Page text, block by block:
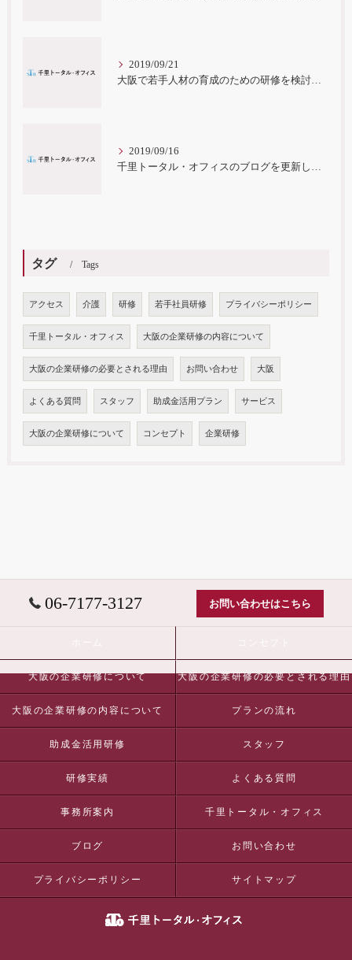
2019/09/21
大阪で若手人材の育成のための研修を検討している事業所様
2019/09/16
千里トータル・オフィスのブログを更新していきます
タグ Tags
アクセス 介護 研修 若手社員研修 プライバシーポリシー
千里トータル・オフィス 大阪の企業研修の内容について
大阪の企業研修の必要とされる理由 お問い合わせ 大阪
よくある質問 スタッフ 助成金活用プラン サービス
大阪の企業研修について コンセプト 企業研修
06-7177-3127 お問い合わせはこちら
大阪の企業研修について 大阪の企業研修の必要とされる理由
大阪の企業研修の内容について プランの流れ
助成金活用研修 スタッフ
研修実績 よくある質問
事務所案内 千里トータル・オフィス
ブログ お問い合わせ
プライバシーポリシー サイトマップ